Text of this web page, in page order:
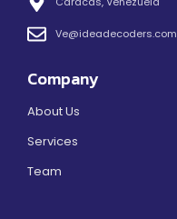
Ve@ideadecoders.com
Company
About Us
Services
Team